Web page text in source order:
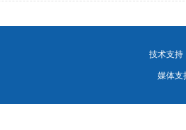
技术支持
媒体支